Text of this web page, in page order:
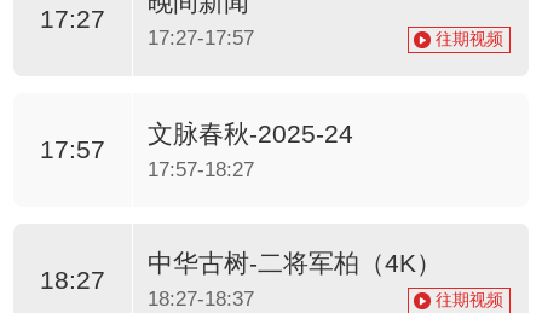
17:27
17:27-17:57 往期视频
17:57
文脉春秋-2025-24
17:57-18:27
18:27
中华古树-二将军柏（4K）
18:27-18:37 往期视频